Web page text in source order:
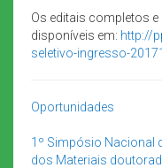
Os editais completos
disponíveis em: http://
seletivo-ingresso-
Oportunidades
1º Simpósio Nacional
dos Materiais